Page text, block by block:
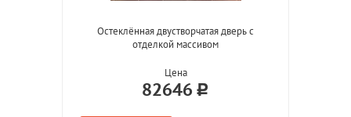
Остеклённая двустворчатая дверь с
отделкой массивом
Цена
82646